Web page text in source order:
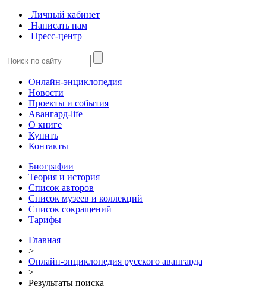
Личный кабинет
Написать нам
Пресс-центр
Онлайн-энциклопедия
Новости
Проекты и события
Авангард-life
О книге
Купить
Контакты
Биографии
Теория и история
Список авторов
Список музеев и коллекций
Список сокращений
Тарифы
Главная
>
Онлайн-энциклопедия русского авангарда
>
Результаты поиска